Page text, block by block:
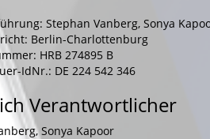
Stephan Vanberg, Sonya
Berlin-Charlottenburg
HRB 274895 B
IdNr.: DE 224 542 346
Verantwortlicher
Sonya Kapoor